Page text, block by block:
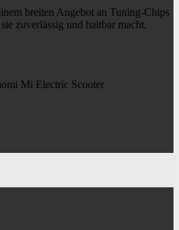
breiten Angebot an Tuning-Chips
zuverlässig und haltbar macht.
Mi Electric Scooter